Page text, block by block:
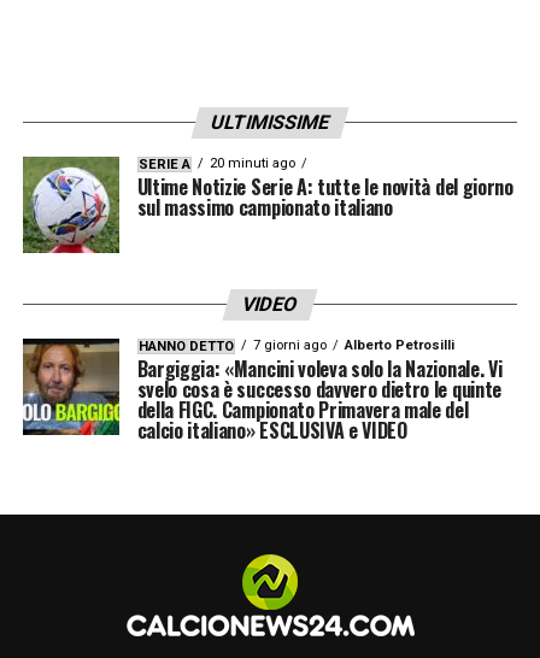
ULTIMISSIME
SERIE A 20 minuti ago
Ultime Notizie Serie A: tutte le novità del giorno
sul massimo campionato italiano
VIDEO
HANNO DETTO 7 giorni ago Alberto Petrosilli
Bargiggia: «Mancini voleva solo la Nazionale. Vi
svelo cosa è successo davvero dietro le quinte
della FIGC. Campionato Primavera male del
calcio italiano» ESCLUSIVA e VIDEO